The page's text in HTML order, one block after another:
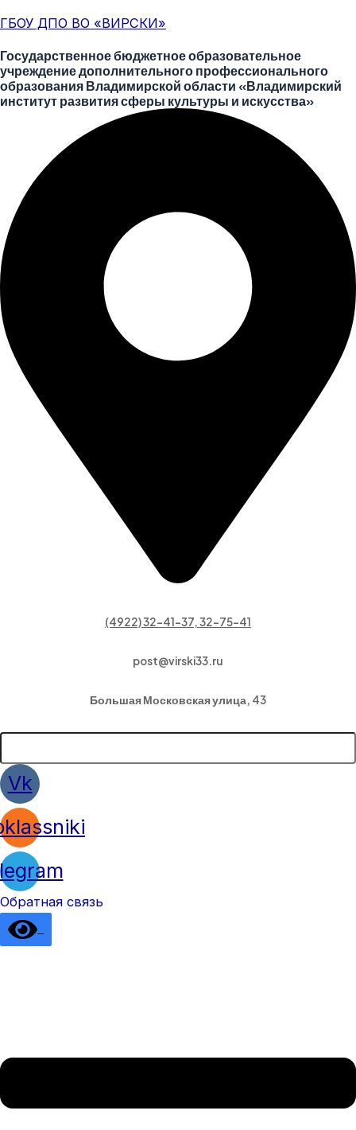
к
содержимому
ГБОУ ДПО ВО «ВИРСКИ»
Государственное бюджетное образовательное
учреждение дополнительного профессионального
образования Владимирской области «Владимирский
институт развития сферы культуры и искусства»
(4922) 32-41-37, 32-75-41
post@virski33.ru
Большая Московская улица, 43
Vk
Обратная связь
navigation